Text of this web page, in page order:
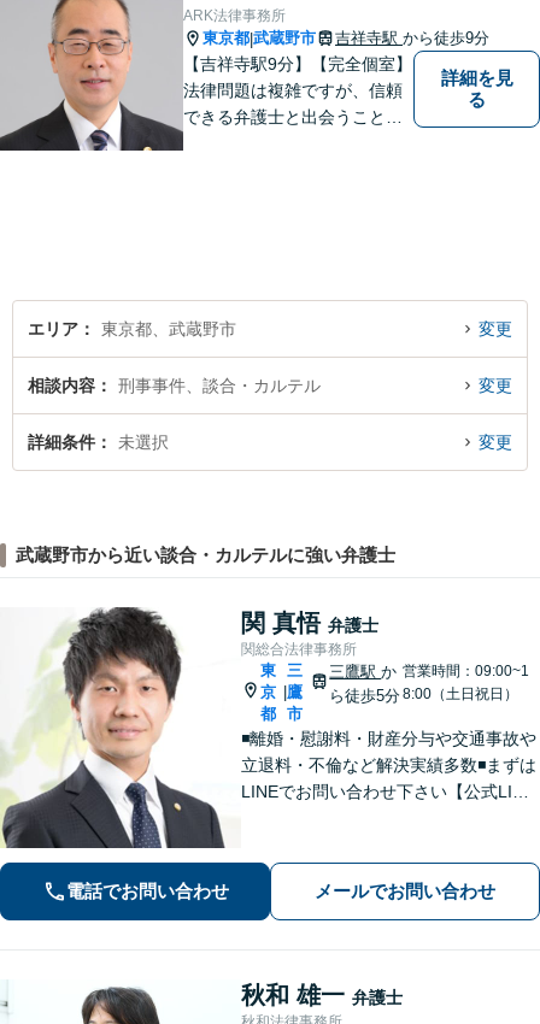
ARK法律事務所
東京都|武蔵野市 吉祥寺駅 から徒歩9分
【吉祥寺駅9分】【完全個室】
法律問題は複雑ですが、信頼
できる弁護士と出会うことで
詳細を見
る
エリア 東京都、武蔵野市 変更
相談内容 刑事事件、談合・カルテル 変更
詳細条件 未選択 変更
武蔵野市から近い談合・カルテルに強い弁護士
関 真悟 弁護士
関総合法律事務所
東
京
都
|
三
鷹
市
三鷹駅か
ら徒歩5分
営業時間：09:00~1
8:00（土日祝日）
◾️離婚・慰謝料・財産分与や交通事故や
立退料・不倫など解決実績多数◾️まずは
LINEでお問い合わせ下さい【公式LINE
案内します。
電話でお問い合わせ メールでお問い合わせ
秋和 雄一 弁護士